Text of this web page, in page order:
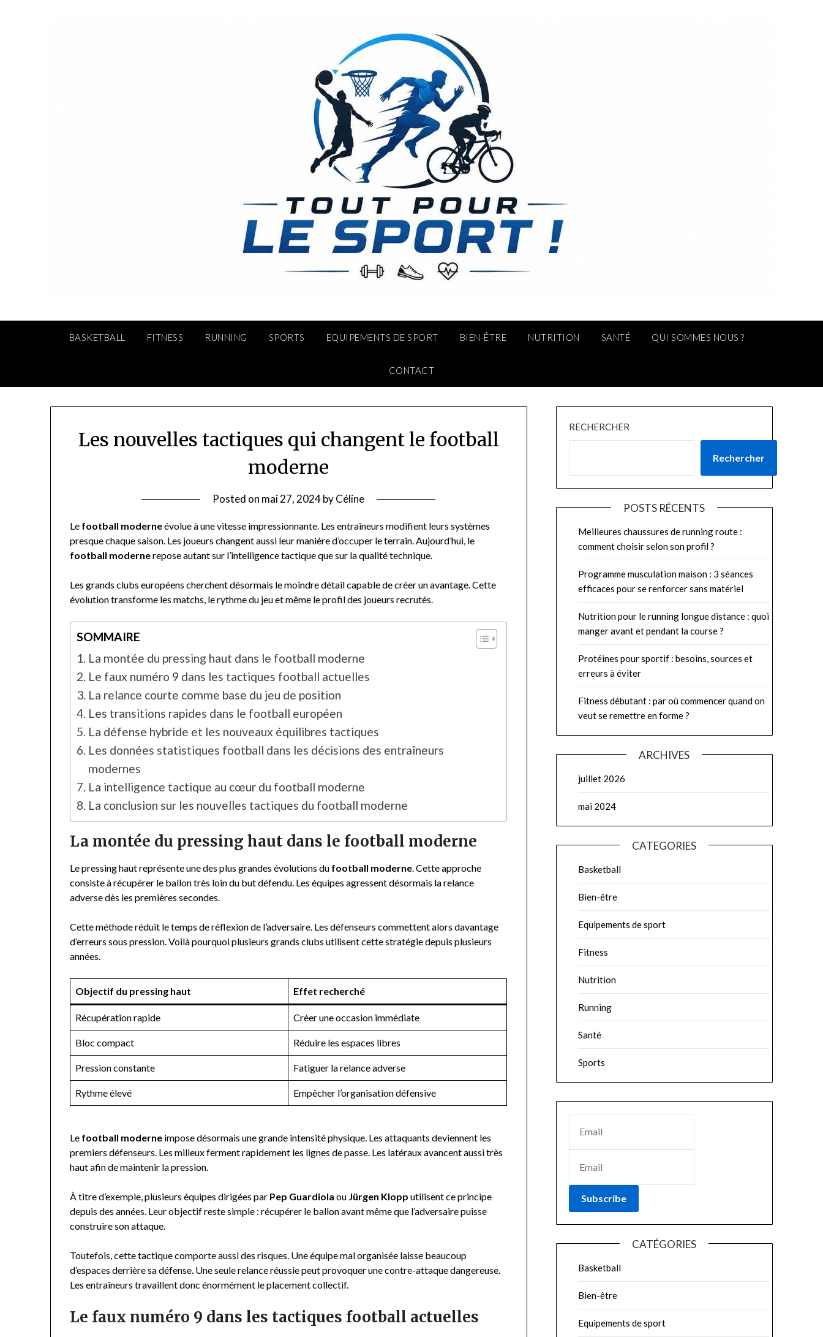
BASKETBALL FITNESS RUNNING SPORTS EQUIPEMENTS DE SPORT BIEN-ÊTRE NUTRITION SANTÉ QUI SOMMES NOUS ?
CONTACT
Les nouvelles tactiques qui changent le football
moderne
Posted on mai 27, 2024byCéline
Le football moderneévolue à une vitesse impressionnante. Les entraîneurs modifient leurs systèmes
presque chaque saison. Les joueurs changent aussi leur manière d’occuper le terrain. Aujourd’hui, le
football modernerepose autant sur l’intelligence tactique que sur la qualité technique.
Les grands clubs européens cherchent désormais le moindre détail capable de créer un avantage. Cette
évolution transforme les matchs, le rythme du jeu et même le profil des joueurs recrutés.
SOMMAIRE
La montée du pressing haut dans le football moderne
Le faux numéro 9 dans les tactiques football actuelles
La relance courte comme base du jeu de position
Les transitions rapides dans le football européen
La défense hybride et les nouveaux équilibres tactiques
Les données statistiques football dans les décisions des entraîneurs
modernes
La intelligence tactique au cœur du football moderne
La conclusion sur les nouvelles tactiques du football moderne
La montée du pressing haut dans le football moderne
Le pressing haut représente une des plus grandes évolutions du football moderne. Cette approche
consiste à récupérer le ballon très loin du but défendu. Les équipes agressent désormais la relance
adverse dès les premières secondes.
Cette méthode réduit le temps de réflexion de l’adversaire. Les défenseurs commettent alors davantage
d’erreurs sous pression. Voilà pourquoi plusieurs grands clubs utilisent cette stratégie depuis plusieurs
années.
Objectif du pressing haut Effet recherché
Récupération rapide Créer une occasion immédiate
Bloc compact Réduire les espaces libres
Pression constante Fatiguer la relance adverse
Rythme élevé Empêcher l’organisation défensive
Le football moderne impose désormais une grande intensité physique. Les attaquants deviennent les
premiers défenseurs. Les milieux ferment rapidement les lignes de passe. Les latéraux avancent aussi très
haut afin de maintenir la pression.
À titre d’exemple, plusieurs équipes dirigées par Pep Guardiola ou Jürgen Klopp utilisent ce principe
depuis des années. Leur objectif reste simple : récupérer le ballon avant même que l’adversaire puisse
construire son attaque.
Toutefois, cette tactique comporte aussi des risques. Une équipe mal organisée laisse beaucoup
d’espaces derrière sa défense. Une seule relance réussie peut provoquer une contre-attaque dangereuse.
Les entraîneurs travaillent donc énormément le placement collectif.
Le faux numéro 9 dans les tactiques football actuelles
RECHERCHER
Rechercher
POSTS RÉCENTS
Meilleures chaussures de running route :
comment choisir selon son profil ?
Programme musculation maison : 3 séances
efficaces pour se renforcer sans matériel
Nutrition pour le running longue distance : quoi
manger avant et pendant la course ?
Protéines pour sportif : besoins, sources et
erreurs à éviter
Fitness débutant : par où commencer quand on
veut se remettre en forme ?
ARCHIVES
juillet 2026
mai 2024
CATEGORIES
Basketball
Bien-être
Equipements de sport
Fitness
Nutrition
Running
Santé
Sports
Subscribe
CATÉGORIES
Basketball
Bien-être
Equipements de sport